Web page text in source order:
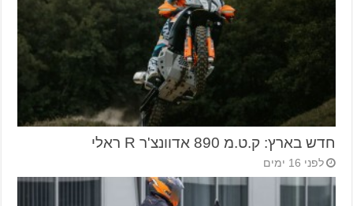
חדש בארץ: ק.ט.מ 890 אדוונצ'ר R ראלי
לפני 16 ימים